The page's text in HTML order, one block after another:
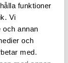
funktioner
Vi
och annan
och
med.